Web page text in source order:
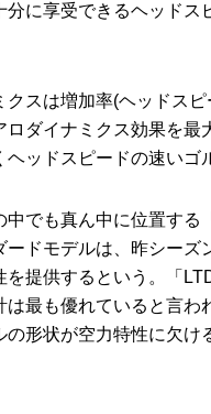
分に享受できるヘッドス
クスは増加率(ヘッドスピ
ロダイナミクス効果を最
ッドスピードの速いゴ
中でも真ん中に位置する
ードモデルは、昨シーズ
を提供するという。「
は最も優れていると言わ
の形状が空力特性に欠け